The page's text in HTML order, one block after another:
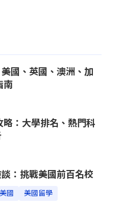
國、英國、澳洲、加
南
略：大學排名、熱門科
：挑戰美國前百名校
美國 美國留學